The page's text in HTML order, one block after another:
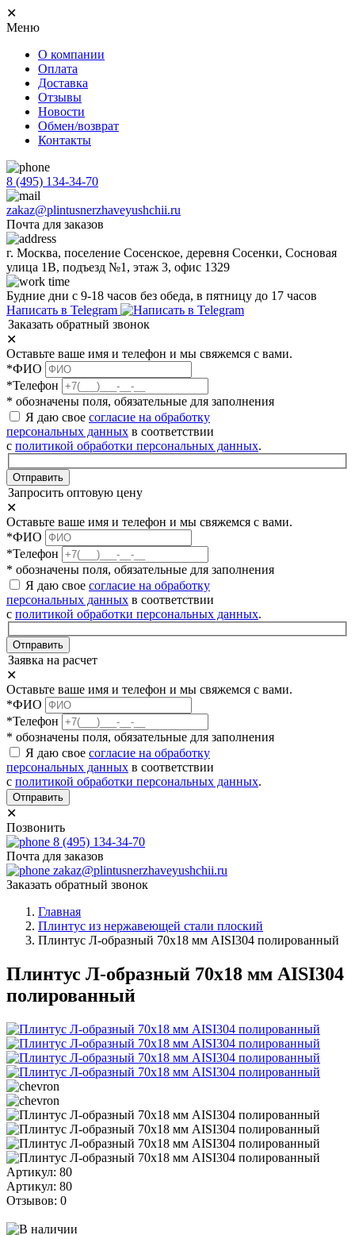
✕
Меню
О компании
Оплата
Доставка
Отзывы
Новости
Обмен/возврат
Контакты
8 (495) 134-34-70
zakaz@plintusnerzhaveyushchii.ru
Почта для заказов
г. Москва, поселение Сосенское, деревня Сосенки, Сосновая
улица 1В, подъезд №1, этаж 3, офис 1329
Будние дни с 9-18 часов без обеда, в пятницу до 17 часов
Написать в Telegram
Заказать обратный звонок
✕
Оставьте ваше имя и телефон и мы свяжемся с вами.
*ФИО
*Телефон
* обозначены поля, обязательные для заполнения
Я даю свое согласие на обработку
персональных данных в соответствии
с политикой обработки персональных данных.
Отправить
Запросить оптовую цену
✕
Оставьте ваше имя и телефон и мы свяжемся с вами.
*ФИО
*Телефон
* обозначены поля, обязательные для заполнения
Я даю свое согласие на обработку
персональных данных в соответствии
с политикой обработки персональных данных.
Отправить
Заявка на расчет
✕
Оставьте ваше имя и телефон и мы свяжемся с вами.
*ФИО
*Телефон
* обозначены поля, обязательные для заполнения
Я даю свое согласие на обработку
персональных данных в соответствии
с политикой обработки персональных данных.
Отправить
✕
Позвонить
8 (495) 134-34-70
Почта для заказов
zakaz@plintusnerzhaveyushchii.ru
Заказать обратный звонок
Главная
Плинтус из нержавеющей стали плоский
Плинтус Л-образный 70х18 мм AISI304 полированный
Плинтус Л-образный 70х18 мм AISI304
полированный
Артикул: 80
Артикул: 80
Отзывов: 0